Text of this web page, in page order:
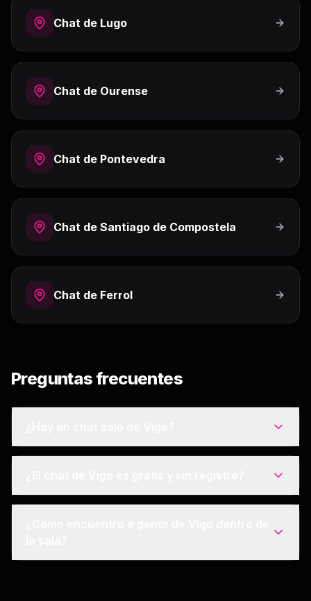
Chat de Lugo
Chat de Ourense
Chat de Pontevedra
Chat de Santiago de Compostela
Chat de Ferrol
Preguntas frecuentes